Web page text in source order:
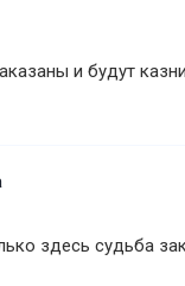
и будут
здесь судьба